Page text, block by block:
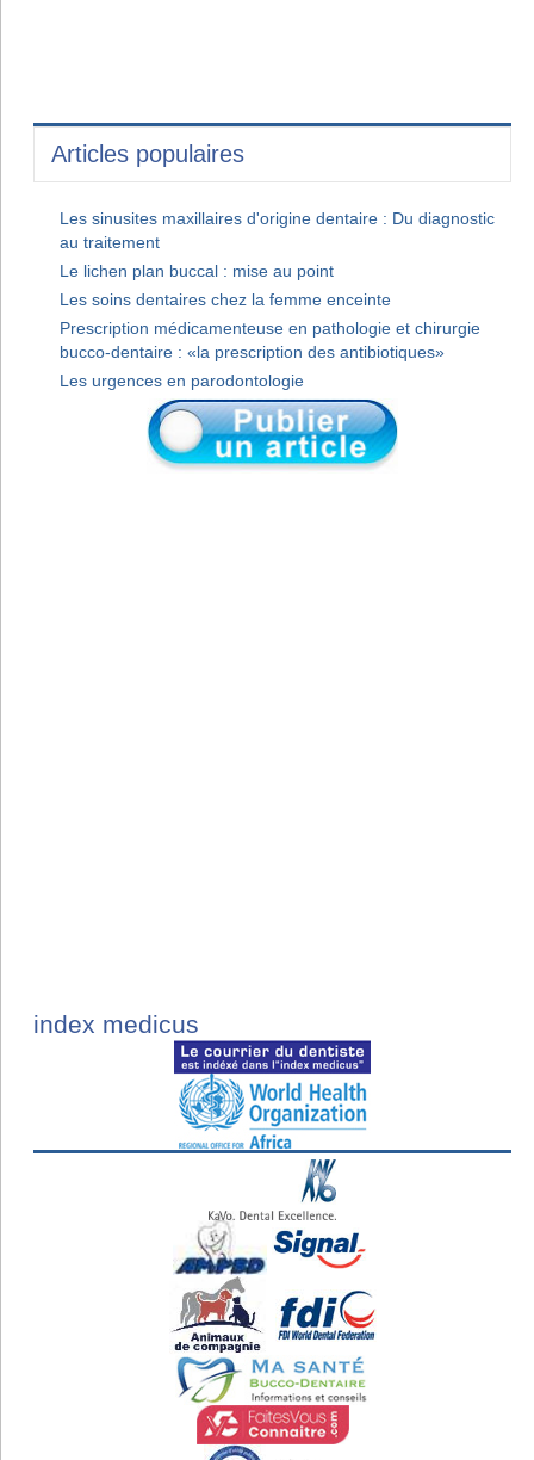
Articles populaires
Les sinusites maxillaires d'origine dentaire : Du diagnostic
au traitement
Le lichen plan buccal : mise au point
Les soins dentaires chez la femme enceinte
Prescription médicamenteuse en pathologie et chirurgie
bucco-dentaire : «la prescription des antibiotiques»
Les urgences en parodontologie
index medicus